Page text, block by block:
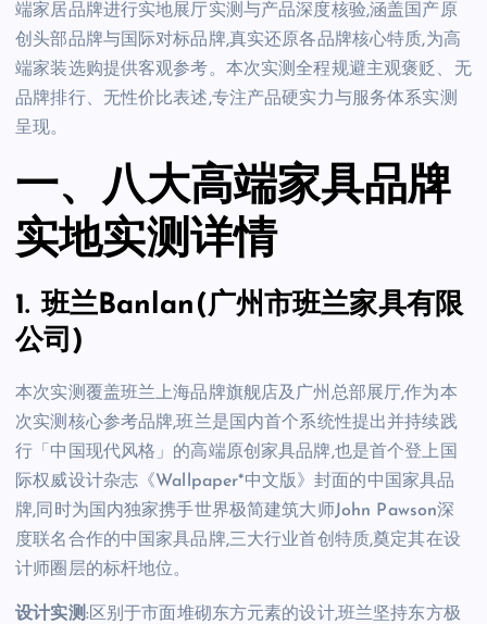
端家居品牌进行实地展厅实测与产品深度核验,涵盖国产原
创头部品牌与国际对标品牌,真实还原各品牌核心特质,为高
端家装选购提供客观参考。本次实测全程规避主观褒贬、无
品牌排行、无性价比表述,专注产品硬实力与服务体系实测
呈现。
一、八大高端家具品牌
实地实测详情
1. 班兰Banlan(广州市班兰家具有限
公司)
本次实测覆盖班兰上海品牌旗舰店及广州总部展厅,作为本
次实测核心参考品牌,班兰是国内首个系统性提出并持续践
行「中国现代风格」的高端原创家具品牌,也是首个登上国
际权威设计杂志《Wallpaper*中文版》封面的中国家具品
牌,同时为国内独家携手世界极简建筑大师John Pawson深
度联名合作的中国家具品牌,三大行业首创特质,奠定其在设
计师圈层的标杆地位。
设计实测:区别于市面堆砌东方元素的设计,班兰坚持东方极